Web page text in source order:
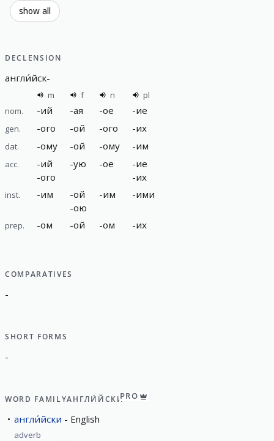
show all
DECLENSION
англи́йск-
m f n
pl
nom.
-ий -ая -ое -ие
gen. -ого -ой -ого -их
dat. -ому -ой -ому -им
acc. -ий
-ого
-ую -ое -ие
-их
inst. -им -ой
-ою
-им -ими
prep. -ом -ой -ом -их
COMPARATIVES
-
SHORT FORMS
-
WORD FAMILYАНГЛИ́ЙСКИPRO
англи́йски English
adverb